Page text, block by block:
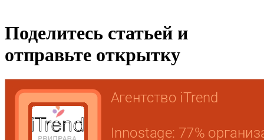
Поделитесь статьей и
отправьте открытку